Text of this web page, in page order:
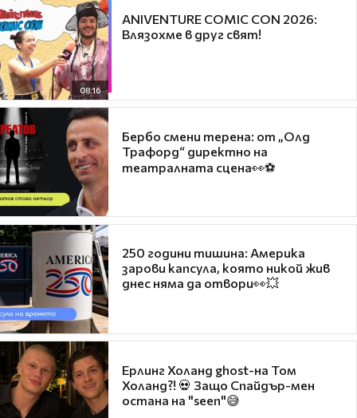
08:16
ANIVENTURE COMIC CON 2026:
Влязохме в друг свят!
Бербо смени терена: от „Олд
Трафорд“ директно на
театралната сцена👀⚽
250 години тишина: Америка
зарови капсула, която никой жив
днес няма да отвори👀💥
Ерлинг Холанд ghost-на Том
Холанд?! 💀 Защо Спайдър-мен
остана на "seen"😅